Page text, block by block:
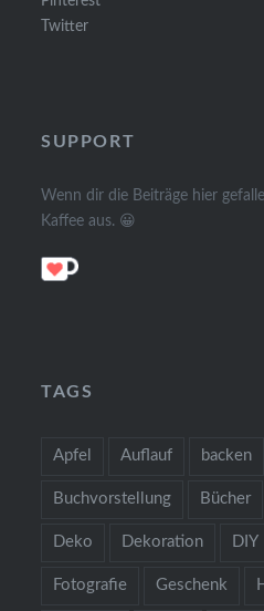
Twitter
SUPPORT
Wenn dir die Beiträge hier
Kaffee aus. 😀
TAGS
Apfel Auflauf backen
Buchvorstellung Bücher
Deko Dekoration DIY
Fotografie Geschenk